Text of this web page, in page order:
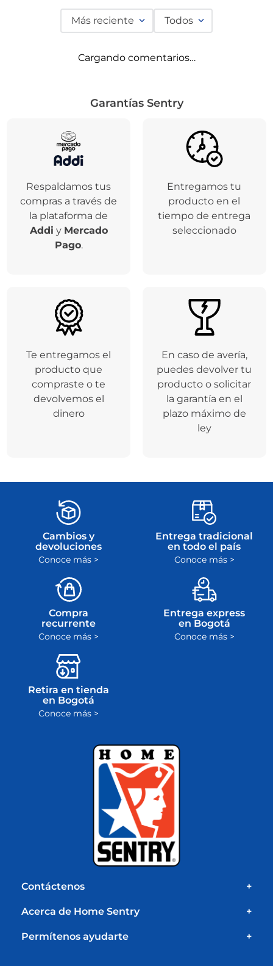
Más reciente Todos
Cargando comentarios…
Garantías Sentry
Respaldamos tus
compras a través de
la plataforma de
Addi y Mercado
Pago.
Entregamos tu
producto en el
tiempo de entrega
seleccionado
Te entregamos el
producto que
compraste o te
devolvemos el
dinero
En caso de avería,
puedes devolver tu
producto o solicitar
la garantía en el
plazo máximo de
ley
Cambios y
devoluciones
Conoce más >
Entrega tradicional
en todo el país
Conoce más >
Compra
recurrente
Conoce más >
Entrega express
en Bogotá
Conoce más >
Retira en tienda
en Bogotá
Conoce más >
Contáctenos +
Acerca de Home Sentry +
Permítenos ayudarte +